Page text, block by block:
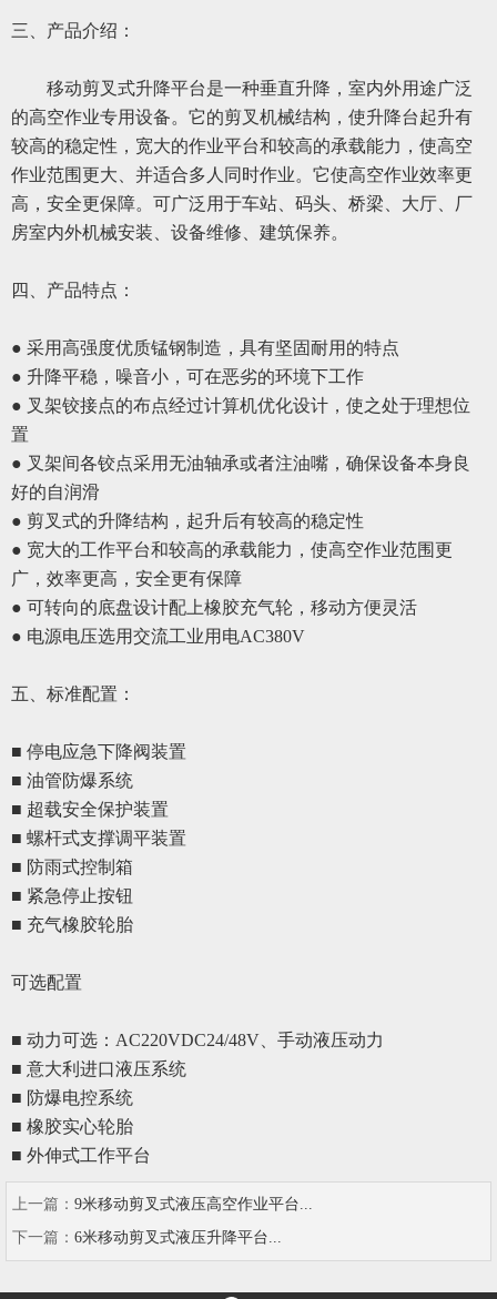
三、 产品介绍：
移动剪叉式升降平台是一种垂直升降，室内外用途广泛
的高空作业专用设备。它的剪叉机械结构，使升降台起升有
较高的稳定性，宽大的作业平台和较高的承载能力，使高空
作业范围更大、并适合多人同时作业。它使高空作业效率更
高，安全更保障。可广泛用于车站、码头、桥梁、大厅、厂
房室内外机械安装、设备维修、建筑保养。
四、 产品特点：
● 采用高强度优质锰钢制造，具有坚固耐用的特点
● 升降平稳，噪音小，可在恶劣的环境下工作
● 叉架铰接点的布点经过计算机优化设计，使之处于理想位
置
● 叉架间各铰点采用无油轴承或者注油嘴，确保设备本身良
好的自润滑
● 剪叉式的升降结构，起升后有较高的稳定性
● 宽大的工作平台和较高的承载能力，使高空作业范围更
广，效率更高，安全更有保障
● 可转向的底盘设计配上橡胶充气轮，移动方便灵活
● 电源电压选用交流工业用电AC380V
五、 标准配置 ：
■ 停电应急下降阀装置
■ 油管防爆系统
■ 超载安全保护装置
■ 螺杆式支撑调平装置
■ 防雨式控制箱
■ 紧急停止按钮
■ 充气橡胶轮胎
可选配置
■ 动力可选：AC220VDC24/48V、手动液压动力
■ 意大利进口液压系统
■ 防爆电控系统
■ 橡胶实心轮胎
■ 外伸式工作平台
上一篇： 9米移动剪叉式液压高空作业平台...
下一篇： 6米移动剪叉式液压升降平台...